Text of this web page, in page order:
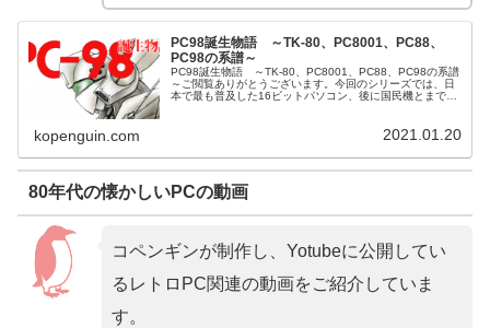
PC98誕生物語 ～TK-80、PC8001、PC88、
PC98の系譜～
PC98誕生物語 ～TK-80、PC8001、PC88、PC98の系譜
～ご閲覧ありがとうございます。今回のシリーズでは、日
本で最も普及した16ビットパソコン、後に国民機とまで呼
kopenguin.com 2021.01.20
80年代の懐かしいPCの動画
コペンギンが制作し、Yotubeに公開してい
るレトロPC関連の動画をご紹介していま
す。